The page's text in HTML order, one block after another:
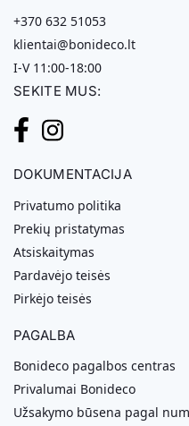
+370 632 51053
klientai@bonideco.lt
I-V 11:00-18:00
SEKITE MUS:
DOKUMENTACIJA
Privatumo politika
Prekių pristatymas
Atsiskaitymas
Pardavėjo teisės
Pirkėjo teisės
PAGALBA
Bonideco pagalbos centras
Privalumai Bonideco
Užsakymo būsena pagal